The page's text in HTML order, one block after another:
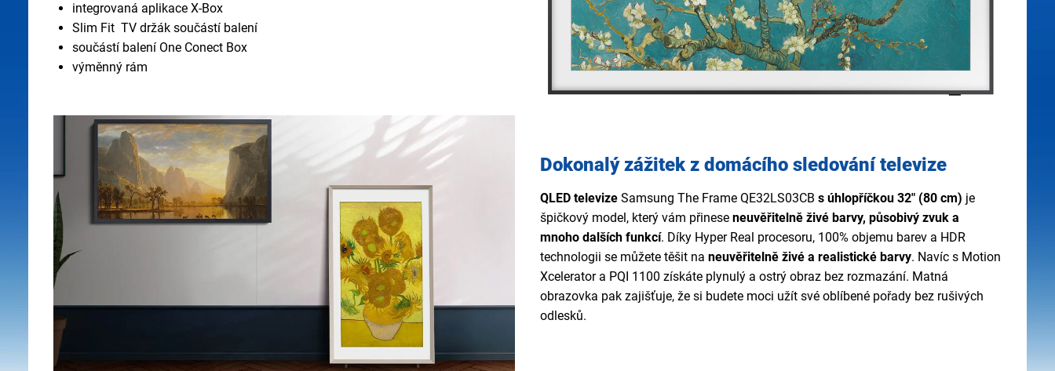
integrovaná aplikace X-Box
Slim Fit TV držák součástí balení
součástí balení One Conect Box
výměnný rám
Dokonalý zážitek z domácího sledování televize
QLED televizeSamsung The Frame QE32LS03CB s úhlopříčkou 32" (80 cm) je
špičkový model, který vám přinese neuvěřitelně živé barvy, působivý zvuk a
mnoho dalších funkcí. Díky Hyper Real procesoru, 100% objemu barev a HDR
technologii se můžete těšit na neuvěřitelně živé a realistické barvy. Navíc s Motion
Xcelerator a PQI 1100 získáte plynulý a ostrý obraz bez rozmazání. Matná
obrazovka pak zajišťuje, že si budete moci užít své oblíbené pořady bez rušivých
odlesků.